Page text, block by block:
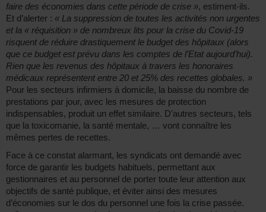
faire des économies dans cette période de crise », estiment-ils.
Et d’alerter : « La suppression de toutes les activités non urgentes
et la « réquisition » de nombreux lits pour la crise du Covid-19
risquent de réduire drastiquement le budget des hôpitaux (alors
que ce budget est prévu dans les comptes de l’Etat aujourd’hui).
Rien que les revenus des hôpitaux à travers les honoraires
médicaux représentent entre 20 et 25% des recettes globales. »
Pour les secteurs infirmiers à domicile, la baisse du nombre de
prestations par jour, avec les mesures de protection
indispensables, produit un effet similaire. D’autres secteurs, tels
que la toxicomanie, la santé mentale, … vont connaître les
mêmes pertes de recettes.
Face à ce constat alarmant, les syndicats ont demandé avec
force de garantir les budgets habituels, permettant aux
gestionnaires et au personnel de porter toute leur attention aux
objectifs de santé publique, et éviter ainsi des mesures
d’économies sur le dos du personnel une fois la crise passée.